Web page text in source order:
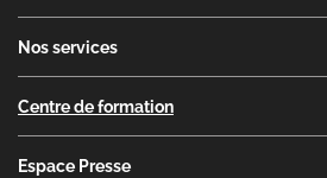
Nos services
Centre de formation
Espace Presse